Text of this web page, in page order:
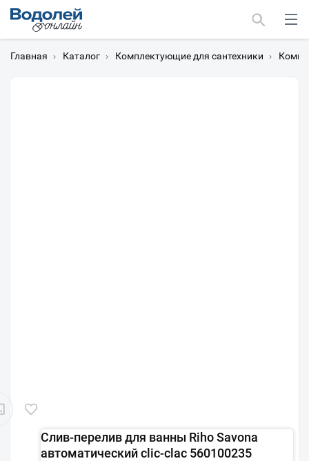
Главная › Каталог › Комплектующие для сантехники ›
Слив-перелив для ванны Riho Savona
автоматический clic-clac 560100235